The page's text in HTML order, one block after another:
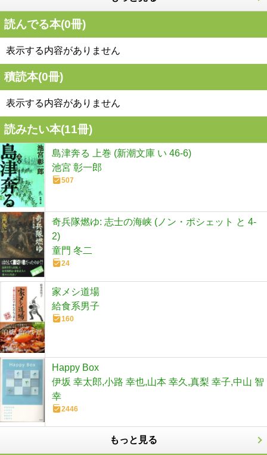
読んでる本(0冊)
表示する内容がありません
積読本(0冊)
表示する内容がありません
読みたい本(11冊)
島津奔る 上巻 (新潮文庫 い 46-6)
池宮 彰一郎
507
奇兵隊燃ゆ: 志士の海峡 (ノン・ポシェット と 4-
2)
童門 冬二
24
家メシ道場
給食系男子
160
Happy Box
伊坂 幸太郎,小路 幸也,山本 幸久,真梨 幸子,中山 智
幸
2446
もっと見る